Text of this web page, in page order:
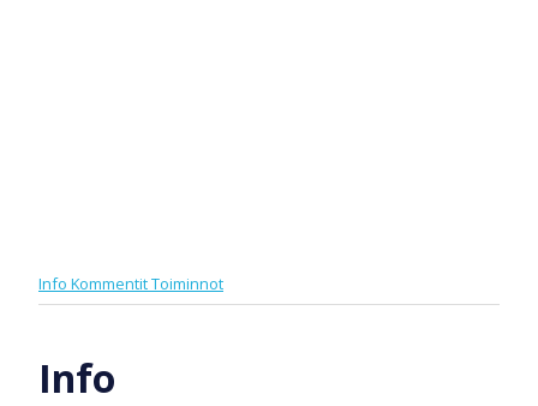
Info KommentitToiminnot
Info